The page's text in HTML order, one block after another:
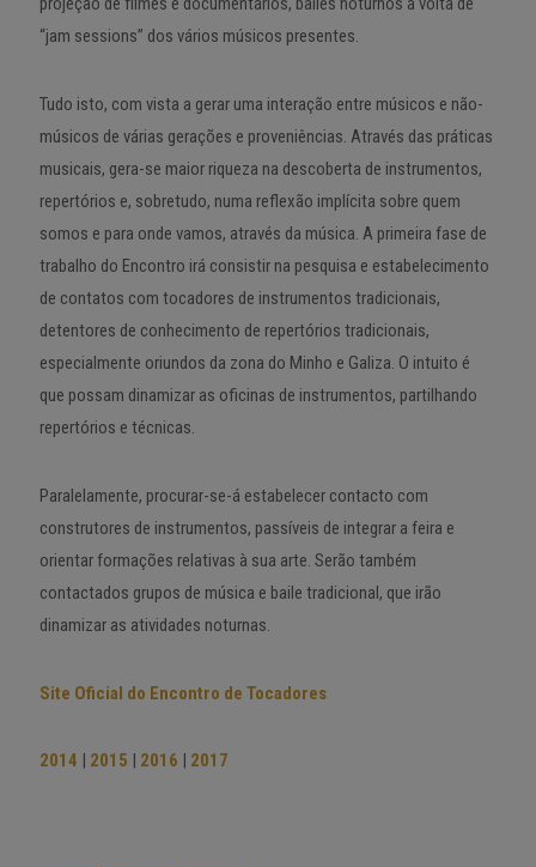
“jam sessions” dos vários músicos presentes.
Tudo isto, com vista a gerar uma interação entre músicos e não-
músicos de várias gerações e proveniências. Através das práticas
musicais, gera-se maior riqueza na descoberta de instrumentos,
repertórios e, sobretudo, numa reflexão implícita sobre quem
somos e para onde vamos, através da música. A primeira fase de
trabalho do Encontro irá consistir na pesquisa e estabelecimento
de contatos com tocadores de instrumentos tradicionais,
detentores de conhecimento de repertórios tradicionais,
especialmente oriundos da zona do Minho e Galiza. O intuito é
que possam dinamizar as oficinas de instrumentos, partilhando
repertórios e técnicas.
Paralelamente, procurar-se-á estabelecer contacto com
construtores de instrumentos, passíveis de integrar a feira e
orientar formações relativas à sua arte. Serão também
contactados grupos de música e baile tradicional, que irão
dinamizar as atividades noturnas.
Site Oficial do Encontro de Tocadores
2014 2015 2016 2017